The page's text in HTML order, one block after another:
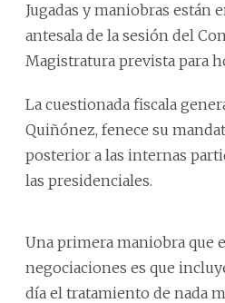
Jugadas y maniobras están
antesala de la sesión del
Magistratura prevista para
La cuestionada fiscala
Quiñónez, fenece su
posterior a las internas
las presidenciales.
Una primera maniobra que
negociaciones es que
día el tratamiento de nada